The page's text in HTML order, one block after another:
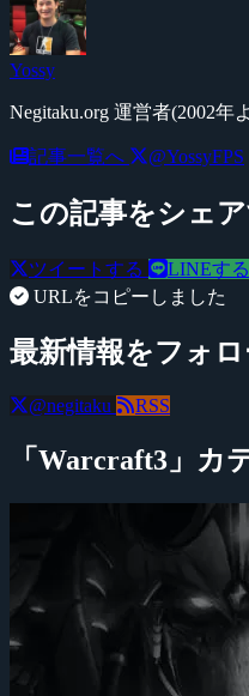
Yossy
Negitaku.org 運営者(2002
記事一覧へ @YossyFPS
この記事をシェ
ツイートする LINEする
URLをコピーしました
最新情報をフォロ
@negitaku RSS
「Warcraft3」カ